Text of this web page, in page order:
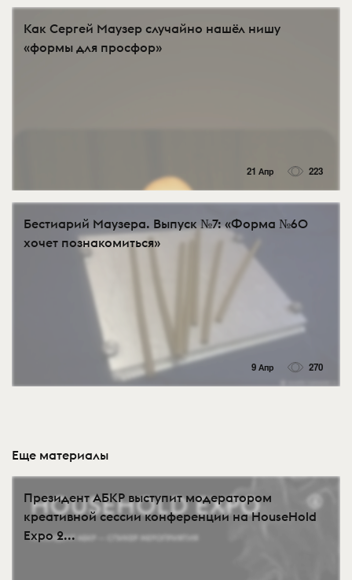
Как Сергей Маузер случайно нашёл нишу
«формы для просфор»
21 Апр 223
Бестиарий Маузера. Выпуск №7: «Форма №60
хочет познакомиться»
9 Апр 270
Еще материалы
Президент АБКР выступит модератором
креативной сессии конференции на HouseHold
Expo 2...